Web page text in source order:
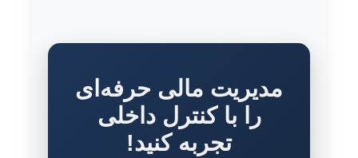
مدیریت مالی حرفه‌ای
را با کنترل داخلی
تجربه کنید!